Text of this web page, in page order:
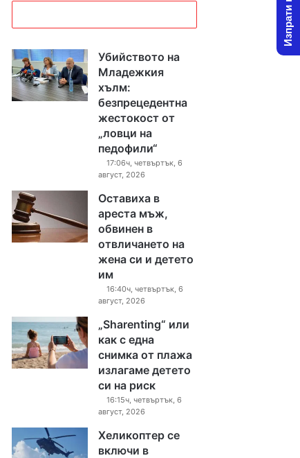
Убийството на
Младежкия
хълм:
безпрецедентна
жестокост от
„ловци на
педофили“
17:06ч, четвъртък, 6
август, 2026
Оставиха в
ареста мъж,
обвинен в
отвличането на
жена си и детето
им
16:40ч, четвъртък, 6
август, 2026
„Sharenting“ или
как с една
снимка от плажа
излагаме детето
си на риск
16:15ч, четвъртък, 6
август, 2026
Хеликоптер се
включи в